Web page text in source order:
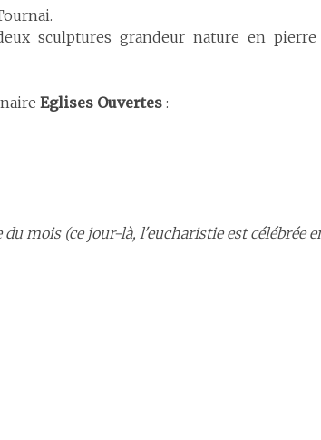
sculptures grandeur nature en
Eglises Ouvertes :
mois (ce jour-là, l'eucharistie est célébrée